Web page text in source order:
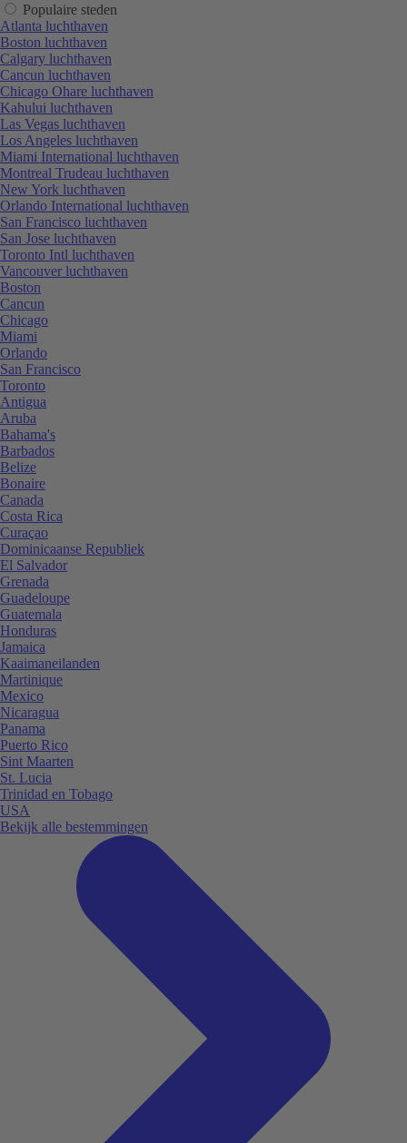
Populaire steden
Atlanta luchthaven
Boston luchthaven
Calgary luchthaven
Cancun luchthaven
Chicago Ohare luchthaven
Kahului luchthaven
Las Vegas luchthaven
Los Angeles luchthaven
Miami International luchthaven
Montreal Trudeau luchthaven
New York luchthaven
Orlando International luchthaven
San Francisco luchthaven
San Jose luchthaven
Toronto Intl luchthaven
Vancouver luchthaven
Boston
Cancun
Chicago
Miami
Orlando
San Francisco
Toronto
Antigua
Aruba
Bahama's
Barbados
Belize
Bonaire
Canada
Costa Rica
Curaçao
Dominicaanse Republiek
El Salvador
Grenada
Guadeloupe
Guatemala
Honduras
Jamaica
Kaaimaneilanden
Martinique
Mexico
Nicaragua
Panama
Puerto Rico
Sint Maarten
St. Lucia
Trinidad en Tobago
USA
Bekijk alle bestemmingen